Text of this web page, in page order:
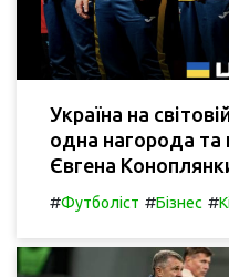
Україна на
одна нагорода
Євгена
#Футболіст #Бізнес #